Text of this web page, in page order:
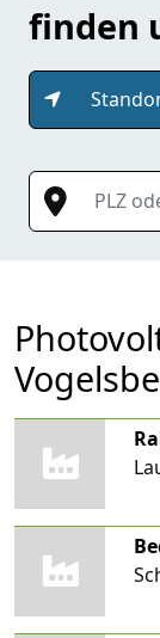
finden
PLZ oder Ort